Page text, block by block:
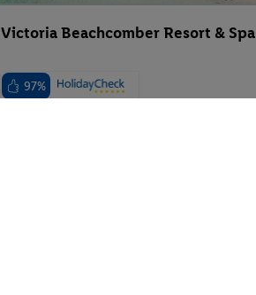
Victoria Beachcomber Resort & Spa
97%